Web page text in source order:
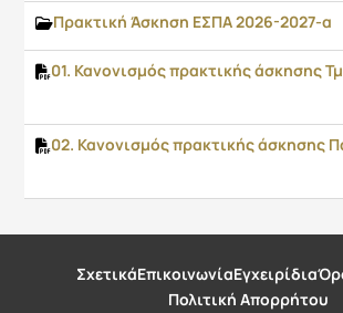
Πρακτική Άσκηση ΕΣΠΑ 2026-2027-α
ΣχετικάΕπικοινωνίαΕγχειρίδια
Πολιτική Απορρήτου